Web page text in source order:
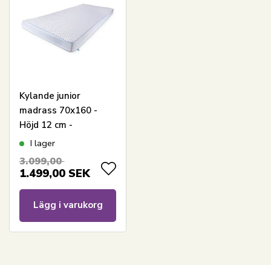
Kylande junior
madrass 70x160 -
Höjd 12 cm -
Skummadrass med
- 7 zoner - SLEEP
I lager
3.099,00
1.499,00 SEK
Lägg i varukorg